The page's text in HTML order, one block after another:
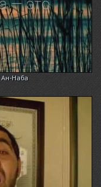
Ан-Наба